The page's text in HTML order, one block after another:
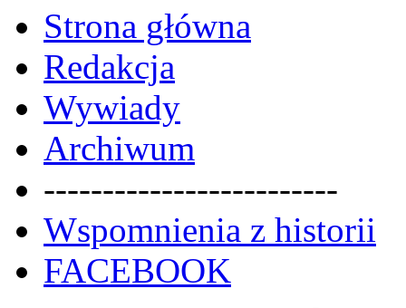
Strona główna
Redakcja
Wywiady
Archiwum
-------------------------
Wspomnienia z historii
FACEBOOK